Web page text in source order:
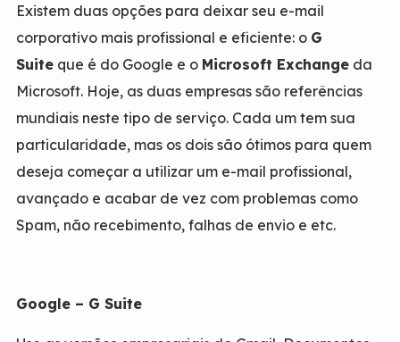
Existem duas opções para deixar seu e-mail
corporativo mais profissional e eficiente: o G
Suiteque é do Google e o Microsoft Exchangeda
Microsoft. Hoje, as duas empresas são referências
mundiais neste tipo de serviço. Cada um tem sua
particularidade, mas os dois são ótimos para quem
deseja começar a utilizar um e-mail profissional,
avançado e acabar de vez com problemas como
Spam, não recebimento, falhas de envio e etc.
Google – G Suite